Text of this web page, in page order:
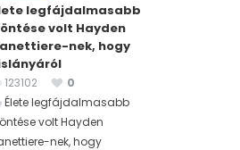
legfájdalmasabb
volt Hayden
nek, hogy
123102
0
Élete legfájdalmasabb
volt Hayden
nek, hogy